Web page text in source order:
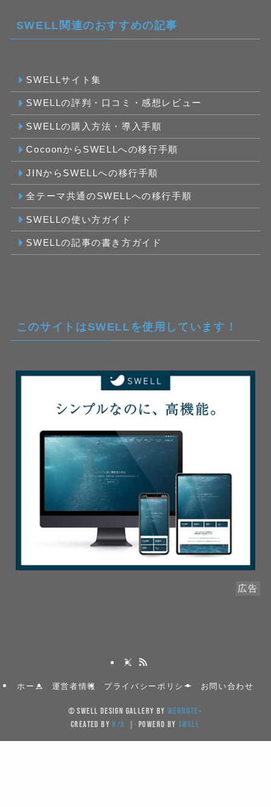
SWELL関連のおすすめの記事
SWELLサイト集
SWELLの評判・口コミ・感想レビュー
SWELLの購入方法・導入手順
CocoonからSWELLへの移行手順
JINからSWELLへの移行手順
全テーマ共通のSWELLへの移行手順
SWELLの使い方ガイド
SWELLの記事の書き方ガイド
このサイトはSWELLを使用しています！
広告
ホーム 運営者情報 プライバシーポリシー お問い合わせ
© SWELL DESIGN GALLERY byWebNote+
created byN/A ｜ powerd by SWELL